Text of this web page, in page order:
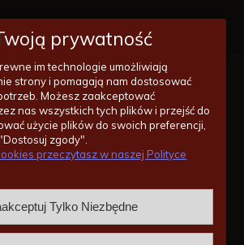
zakupów lub konkretnych produktów?
po to by Ci pomóc!
14/620-11-55
prywatność
im technologie umożliwiają
strony i pomagają nam dostosować
Możesz zaakceptować
nas wszystkich tych plików i przejść do
użycie plików do swoich preferencji,
zgody".
przeczytasz w naszej Polityce
Tylko Niezbędne